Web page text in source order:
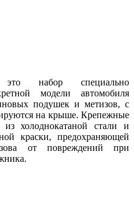
набор специально
модели автомобиля
подушек и метизов, с
на крыше. Крепежные
из холоднокатаной стали и
краски, предохраняющей
от повреждений при